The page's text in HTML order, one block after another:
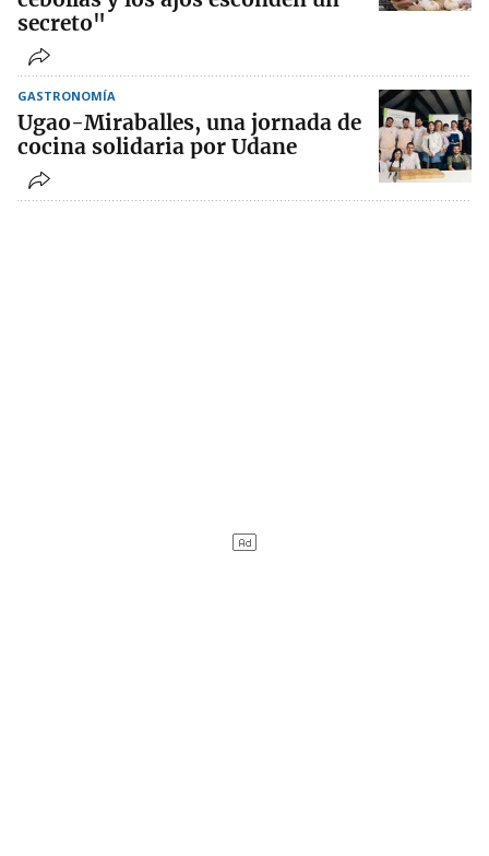
secreto"
GASTRONOMÍA
Ugao-Miraballes, una jornada de
cocina solidaria por Udane